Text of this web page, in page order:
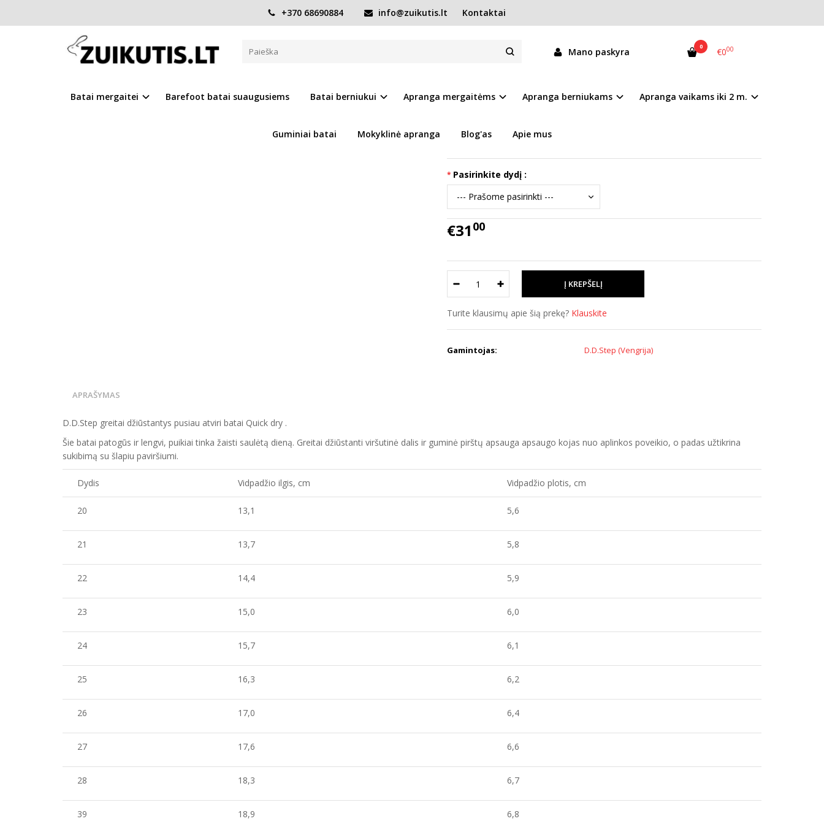
+370 68690884 info@zuikutis.lt Kontaktai
Mano paskyra 0 €000
Batai mergaitei Barefoot batai suaugusiems Batai berniukui Apranga mergaitėms Apranga berniukams Apranga vaikams iki 2 m.
Guminiai batai Mokyklinė apranga Blog'as Apie mus
Pagrindinis Batai berniukui D.D.Step batai berniukams Greitai džiūstantys batai Quick dry 26-31 d. G065-51831AM
GREITAI DŽIŪSTANTYS BATAI QUICK DRY 26-31 D. G065-51831AM
Į PALYGINIMĄ Į NORŲ SĄRAŠĄ
Prekės kodas:
14601-G065-51831AM
Tikslūs batų išmatavimai nurodyti prekės aprašyme.
Pasirinkite dydį :
€31 00
Turite klausimų apie šią prekę? Klauskite
Gamintojas: D.D.Step (Vengrija)
APRAŠYMAS
D.D.Step greitai džiūstantys pusiau atviri batai Quick dry .
Šie batai patogūs ir lengvi, puikiai tinka žaisti saulėtą dieną. Greitai džiūstanti viršutinė dalis ir guminė pirštų apsauga apsaugo kojas nuo aplinkos poveikio, o padas užtikrina
sukibimą su šlapiu paviršiumi.
Dydis Vidpadžio ilgis, cm Vidpadžio plotis, cm
20 13,1 5,6
21 13,7 5,8
22 14,4 5,9
23 15,0 6,0
24 15,7 6,1
25 16,3 6,2
26 17,0 6,4
27 17,6 6,6
28 18,3 6,7
39 18,9 6,8